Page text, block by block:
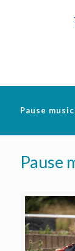
Pause
Pause